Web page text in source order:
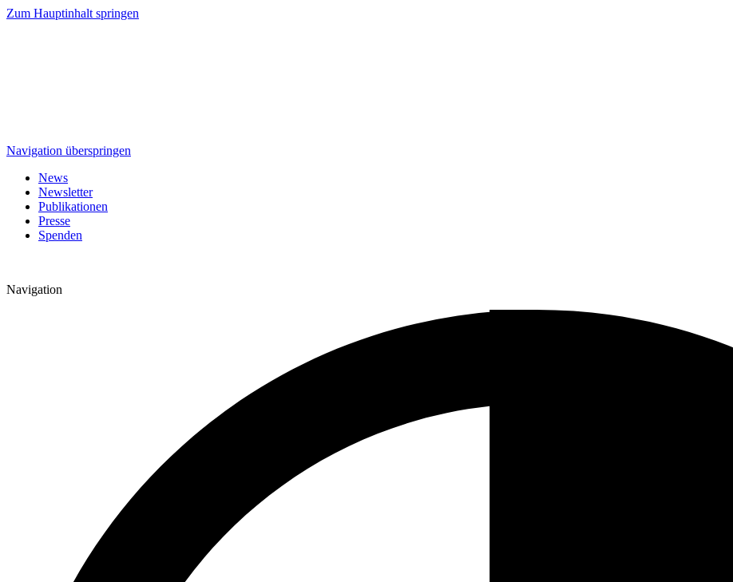
Zum Hauptinhalt springen
Navigation überspringen
News
Newsletter
Publikationen
Presse
Spenden
Navigation